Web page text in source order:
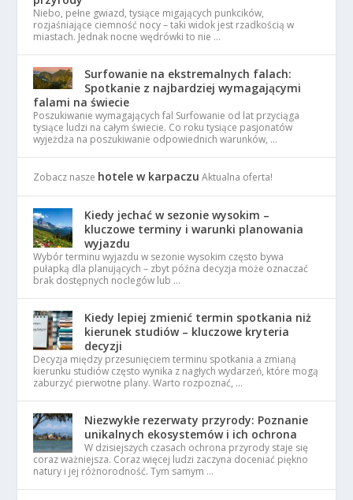
Niebo, pełne gwiazd, tysiące migających punkcików,
rozjaśniające ciemność nocy – taki widok jest rzadkością w
miastach. Jednak nocne wędrówki to nie …
Surfowanie na ekstremalnych falach:
Spotkanie z najbardziej wymagającymi
falami na świecie
Poszukiwanie wymagających fal Surfowanie od lat przyciąga
tysiące ludzi na całym świecie. Co roku tysiące pasjonatów
wyjeżdża na poszukiwanie odpowiednich warunków, …
Zobacz nasze hotele w karpaczu Aktualna oferta!
Kiedy jechać w sezonie wysokim –
kluczowe terminy i warunki planowania
wyjazdu
Wybór terminu wyjazdu w sezonie wysokim często bywa
pułapką dla planujących – zbyt późna decyzja może oznaczać
brak dostępnych noclegów lub …
Kiedy lepiej zmienić termin spotkania niż
kierunek studiów – kluczowe kryteria
decyzji
Decyzja między przesunięciem terminu spotkania a zmianą
kierunku studiów często wynika z nagłych wydarzeń, które mogą
zaburzyć pierwotne plany. Warto rozpoznać, …
Niezwykłe rezerwaty przyrody: Poznanie
unikalnych ekosystemów i ich ochrona
W dzisiejszych czasach ochrona przyrody staje się
coraz ważniejsza. Coraz więcej ludzi zaczyna doceniać piękno
natury i jej różnorodność. Tym samym …